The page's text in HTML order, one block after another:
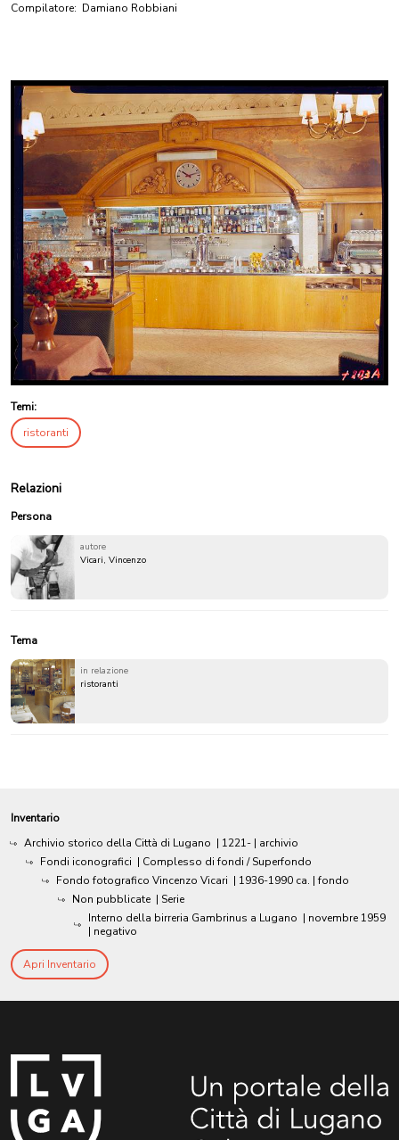
Compilatore: Damiano Robbiani
Temi:
ristoranti
Relazioni
Persona
autore
Vicari, Vincenzo
Tema
in relazione
ristoranti
Inventario
Archivio storico della Città di Lugano | 1221- | archivio
Fondi iconografici | Complesso di fondi / Superfondo
Fondo fotografico Vincenzo Vicari | 1936-1990 ca. | fondo
Non pubblicate | Serie
Interno della birreria Gambrinus a Lugano | novembre 1959
| negativo
Apri Inventario